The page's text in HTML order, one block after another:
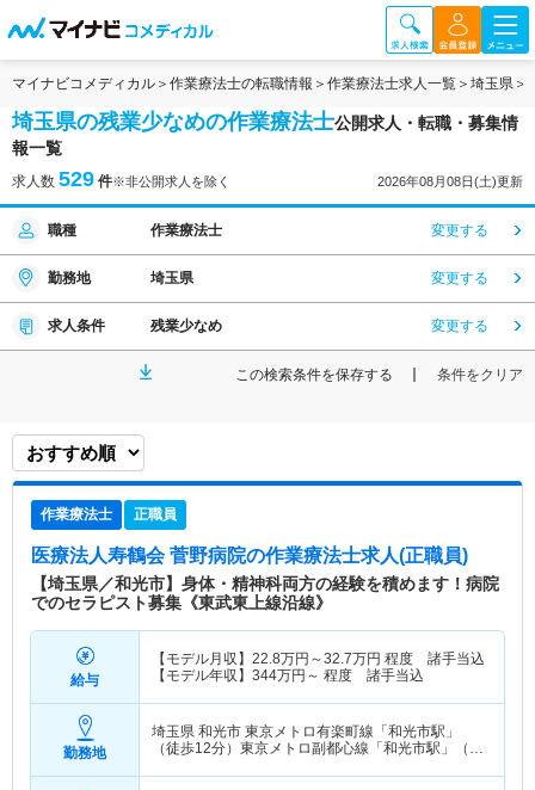
マイナビコメディカル 作業療法士の転職情報 作業療法士求人一覧 埼玉県
埼玉県の残業少なめの作業療法士公開求人・転職・募集情
報一覧
求人数 529 件※非公開求人を除く 2026年08月08日(土)更新
職種 作業療法士 変更する
勤務地 埼玉県 変更する
求人条件 残業少なめ 変更する
この検索条件を保存する 条件をクリア
作業療法士 正職員
医療法人寿鶴会 菅野病院の作業療法士求人(正職員)
【埼玉県／和光市】身体・精神科両方の経験を積めます！病院
でのセラピスト募集《東武東上線沿線》
給与
【モデル月収】 22.8万円～32.7万円 程度 諸手当込
【モデル年収】 344万円～ 程度 諸手当込
勤務地
埼玉県 和光市 東京メトロ有楽町線「和光市駅」
（徒歩12分）東京メトロ副都心線「和光市駅」（徒